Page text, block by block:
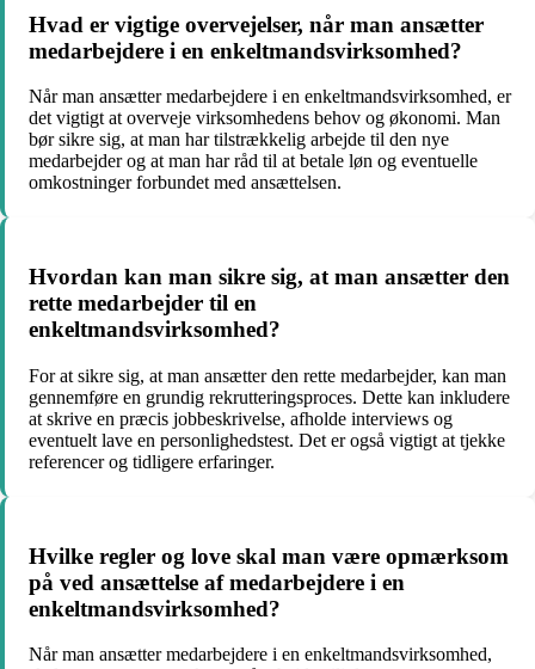
Hvad er vigtige overvejelser, når man ansætter
medarbejdere i en enkeltmandsvirksomhed?
Når man ansætter medarbejdere i en enkeltmandsvirksomhed, er
det vigtigt at overveje virksomhedens behov og økonomi. Man
bør sikre sig, at man har tilstrækkelig arbejde til den nye
medarbejder og at man har råd til at betale løn og eventuelle
omkostninger forbundet med ansættelsen.
Hvordan kan man sikre sig, at man ansætter den
rette medarbejder til en
enkeltmandsvirksomhed?
For at sikre sig, at man ansætter den rette medarbejder, kan man
gennemføre en grundig rekrutteringsproces. Dette kan inkludere
at skrive en præcis jobbeskrivelse, afholde interviews og
eventuelt lave en personlighedstest. Det er også vigtigt at tjekke
referencer og tidligere erfaringer.
Hvilke regler og love skal man være opmærksom
på ved ansættelse af medarbejdere i en
enkeltmandsvirksomhed?
Når man ansætter medarbejdere i en enkeltmandsvirksomhed,